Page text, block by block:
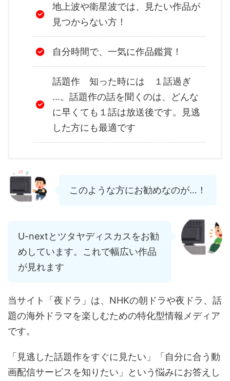
地上波や衛星波では、見たい作品が
見つからない方！
自分時間で、一気に作品鑑賞！
話題作 知った時には １話過ぎ
…。話題作の話を聞くのは、どんな
に早くても１話は放送後です。見逃
した方にも最適です
このような方にお勧めなのが…！
U-nextとツタヤディスカスをお勧
めしています。これで幅広い作品
が見れます
当サイト「夜ドラ」は、NHKの朝ドラや夜ドラ、話
題の海外ドラマを楽しむための特化型情報メディア
です。
「見逃した話題作をすぐに見たい」「自分に合う動
画配信サービスを知りたい」という悩みにお答えし